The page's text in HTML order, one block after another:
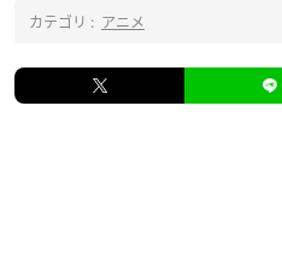
カテゴリ : アニメ